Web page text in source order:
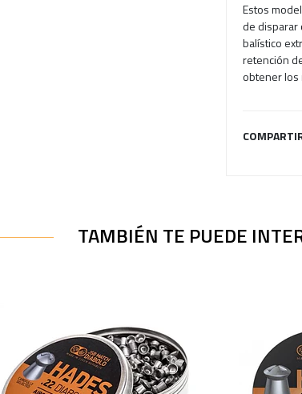
Estos
de disparar
balístico
retención
obtener los
TAMBIÉN TE PUEDE